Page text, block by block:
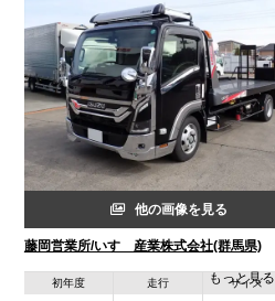
他の画像を見る
藤岡営業所/いすゞ産業株式会社(群馬県)
初年度 走行 サイズ
もっと見る